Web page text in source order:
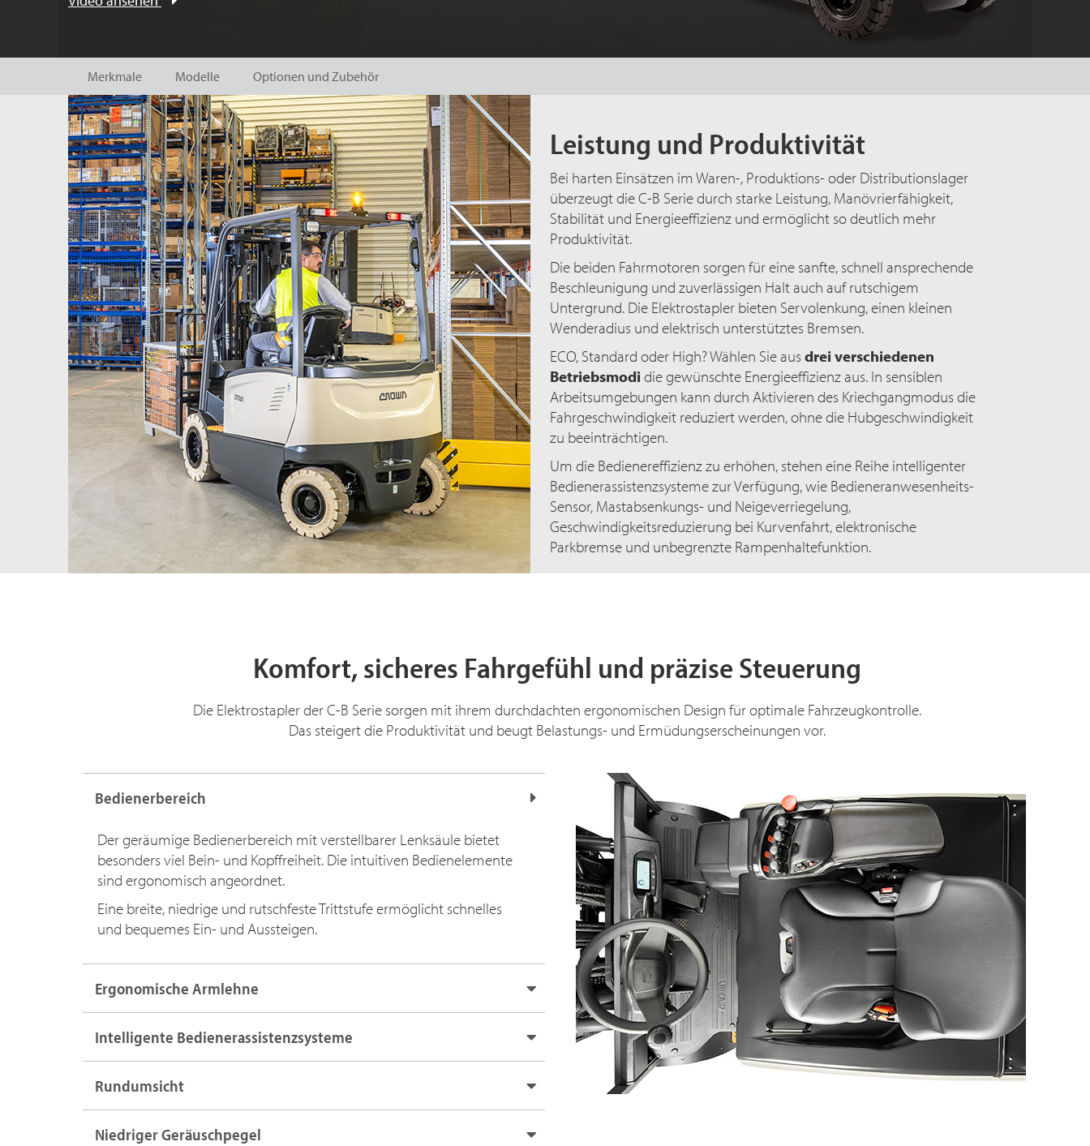
Merkmale Modelle Optionen und Zubehör
Leistung und Produktivität
Bei harten Einsätzen im Waren-, Produktions- oder Distributionslager
überzeugt die C-B Serie durch starke Leistung, Manövrierfähigkeit,
Stabilität und Energieeffizienz und ermöglicht so deutlich mehr
Produktivität.
Die beiden Fahrmotoren sorgen für eine sanfte, schnell ansprechende
Beschleunigung und zuverlässigen Halt auch auf rutschigem
Untergrund. Die Elektrostapler bieten Servolenkung, einen kleinen
Wenderadius und elektrisch unterstütztes Bremsen.
ECO, Standard oder High? Wählen Sie ausdrei verschiedenen
Betriebsmodi die gewünschte Energieeffizienz aus. In sensiblen
Arbeitsumgebungen kann durch Aktivieren des Kriechgangmodus die
Fahrgeschwindigkeit reduziert werden, ohne die Hubgeschwindigkeit
zu beeinträchtigen.
Um die Bedienereffizienz zu erhöhen, stehen eine Reihe intelligenter
Bedienerassistenzsysteme zur Verfügung, wie Bedieneranwesenheits-
Sensor, Mastabsenkungs- und Neigeverriegelung,
Geschwindigkeitsreduzierung bei Kurvenfahrt, elektronische
Parkbremse und unbegrenzte Rampenhaltefunktion.
Komfort, sicheres Fahrgefühl und präzise Steuerung
Die Elektrostapler der C-B Serie sorgen mit ihrem durchdachten ergonomischen Design für optimale Fahrzeugkontrolle.
Das steigert die Produktivität und beugt Belastungs- und Ermüdungserscheinungen vor.
Bedienerbereich
Der geräumige Bedienerbereich mit verstellbarer Lenksäule bietet
besonders viel Bein- und Kopffreiheit. Die intuitiven Bedienelemente
sind ergonomisch angeordnet.
Eine breite, niedrige und rutschfeste Trittstufe ermöglicht schnelles
und bequemes Ein- und Aussteigen.
Ergonomische Armlehne
Intelligente Bedienerassistenzsysteme
Rundumsicht
Niedriger Geräuschpegel